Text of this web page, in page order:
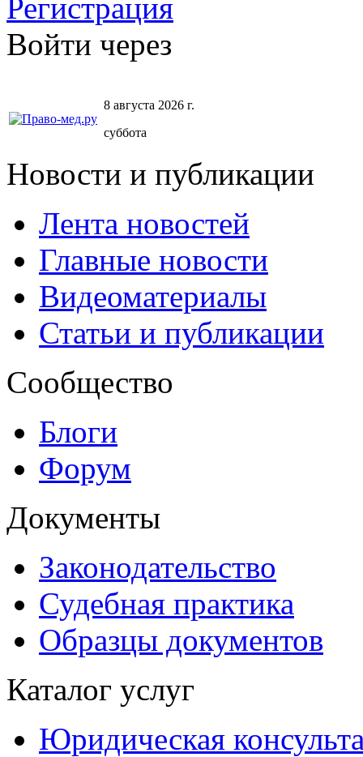
Регистрация
Войти через
8 августа 2026 г.
суббота
Новости и публикации
Лента новостей
Главные новости
Видеоматериалы
Статьи и публикации
Сообщество
Блоги
Форум
Документы
Законодательство
Судебная практика
Образцы документов
Каталог услуг
Юридическая